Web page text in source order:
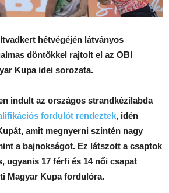
hétvégéjén látványos
döntőkkel rajtolt el az OBI
Kupa idei sorozata.
indult az országos strandkézilabda
fordulót rendeztek, idén
amit megnyerni szintén nagy
a bajnokságot. Ez látszott a csaptok
ugyanis 17 férfi és 14 női csapat
Magyar Kupa fordulóra.